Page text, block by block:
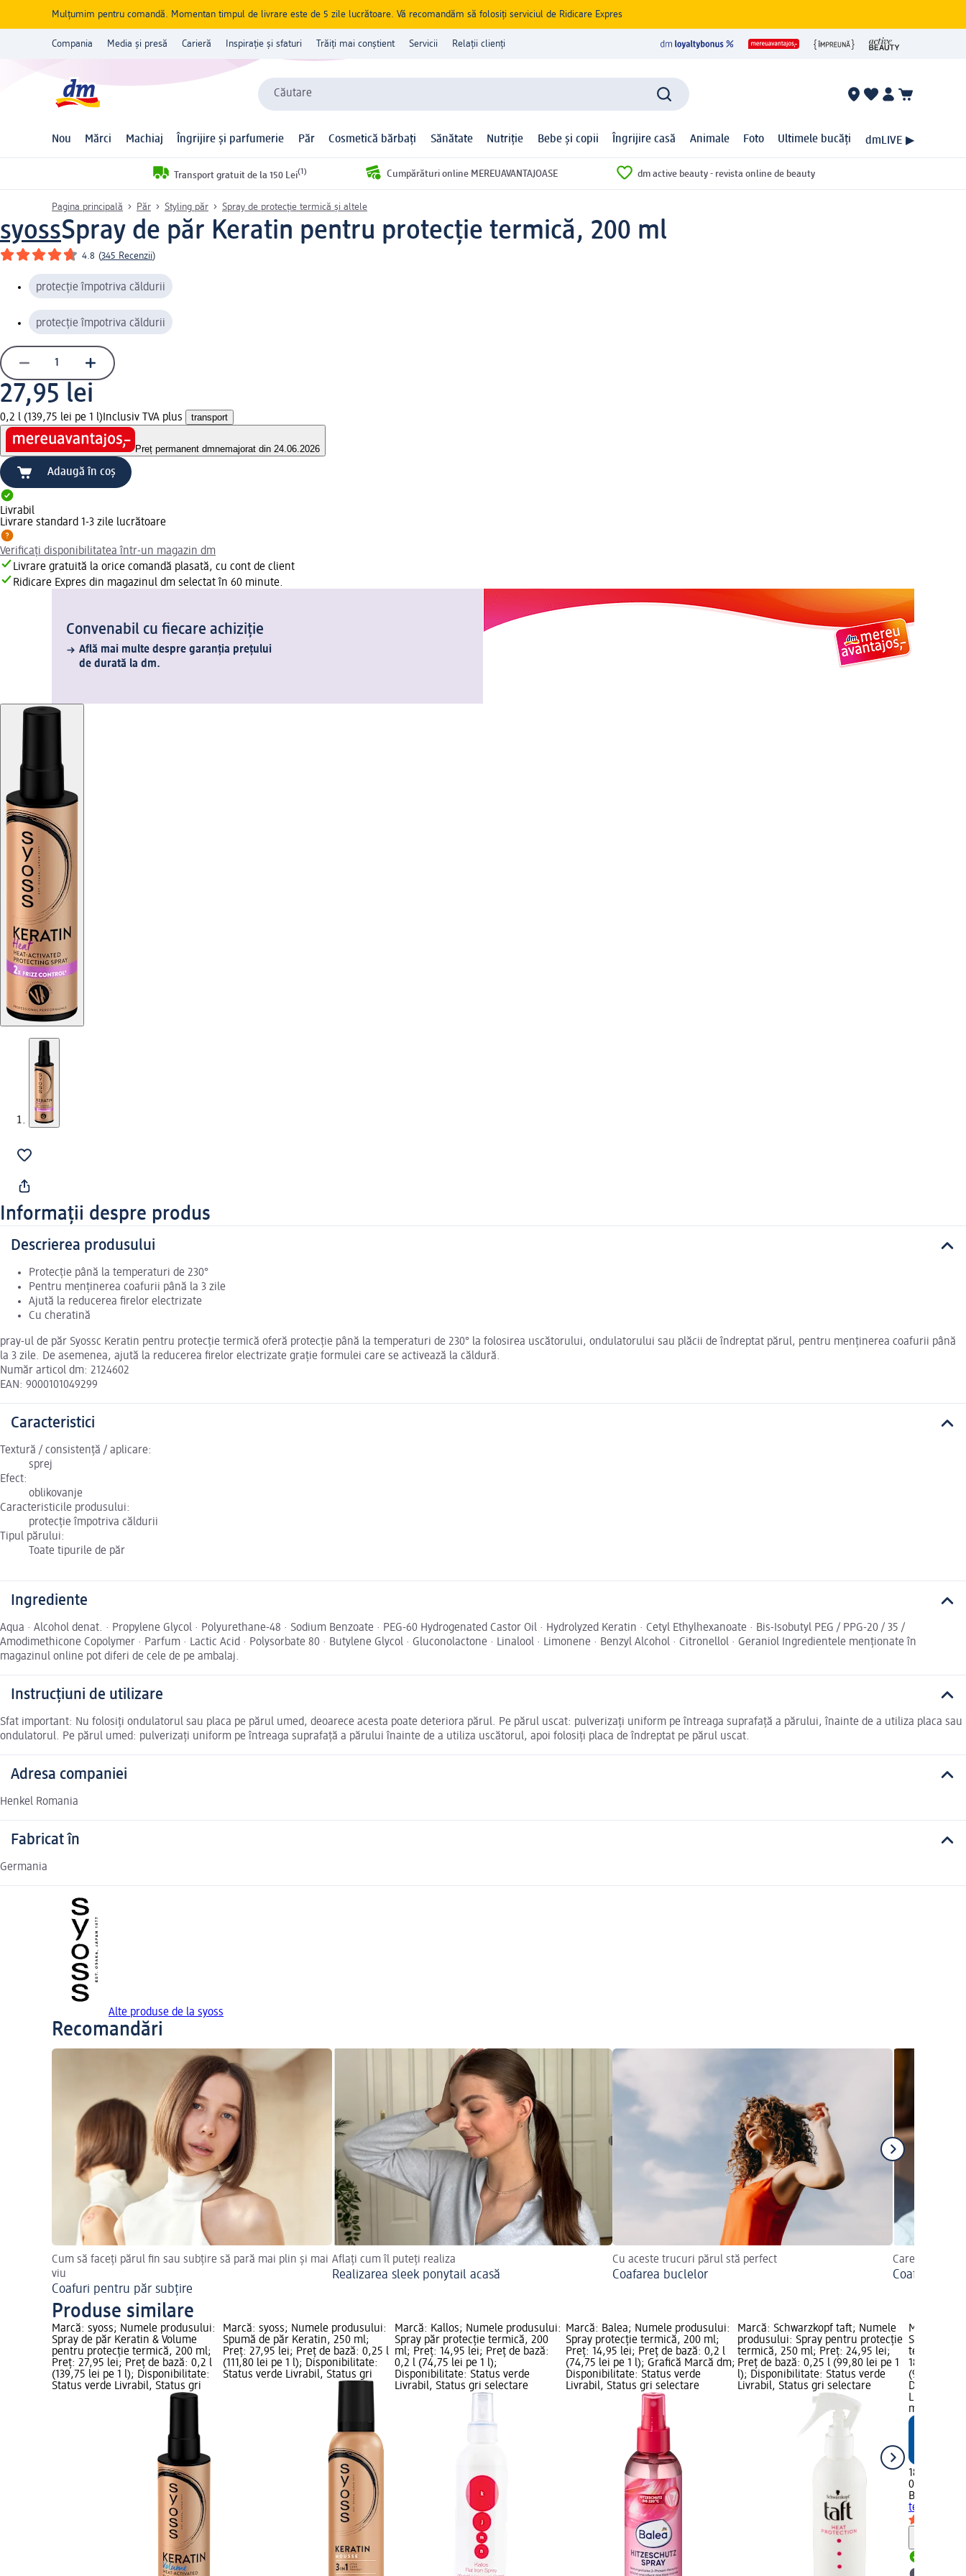
Mulțumim pentru comandă. Momentan timpul de livrare este de 5 zile lucrătoare. Vă recomandăm să folosiți serviciul de Ridicare Expres
Compania Media și presă Carieră Inspirație și sfaturi Trăiți mai conștient Servicii Relații clienți
Căutare
Nou Mărci Machiaj Îngrijire și parfumerie Păr Cosmetică bărbați Sănătate Nutriție Bebe și copii Îngrijire casă Animale Foto Ultimele bucăți dmLIVE ▶
Transport gratuit de la 150 Lei(1) Cumpărături online MEREUAVANTAJOASE dm active beauty - revista online de beauty
Pagina principală Păr Styling păr Spray de protecție termică și altele
syossSpray de păr Keratin pentru protecție termică, 200 ml
4.8 (345 Recenzii)
protecție împotriva căldurii
protecție împotriva căldurii
27,95 lei
0,2 l (139,75 lei pe 1 l) Inclusiv TVA plus transport
Preț permanent dmnemajorat din 24.06.2026
Adaugă în coș
Livrabil
Livrare standard 1-3 zile lucrătoare
Verificați disponibilitatea într-un magazin dm
Livrare gratuită la orice comandă plasată, cu cont de client
Ridicare Expres din magazinul dm selectat în 60 minute.
Convenabil cu fiecare achiziție
Află mai multe despre garanția prețului
de durată la dm.
Informații despre produs
Descrierea produsului
Protecție până la temperaturi de 230°
Pentru menținerea coafurii până la 3 zile
Ajută la reducerea firelor electrizate
Cu cheratină
pray-ul de păr Syossc Keratin pentru protecție termică oferă protecție până la temperaturi de 230° la folosirea uscătorului, ondulatorului sau plăcii de îndreptat părul, pentru menținerea coafurii până
la 3 zile. De asemenea, ajută la reducerea firelor electrizate grație formulei care se activează la căldură.
Număr articol dm: 2124602
EAN: 9000101049299
Caracteristici
Textură / consistență / aplicare:
sprej
Efect:
oblikovanje
Caracteristicile produsului:
protecție împotriva căldurii
Tipul părului:
Toate tipurile de păr
Ingrediente
Aqua · Alcohol denat. · Propylene Glycol · Polyurethane-48 · Sodium Benzoate · PEG-60 Hydrogenated Castor Oil · Hydrolyzed Keratin · Cetyl Ethylhexanoate · Bis-Isobutyl PEG / PPG-20 / 35 /
Amodimethicone Copolymer · Parfum · Lactic Acid · Polysorbate 80 · Butylene Glycol · Gluconolactone · Linalool · Limonene · Benzyl Alcohol · Citronellol · Geraniol Ingredientele menționate în
magazinul online pot diferi de cele de pe ambalaj.
Instrucțiuni de utilizare
Sfat important: Nu folosiți ondulatorul sau placa pe părul umed, deoarece acesta poate deteriora părul. Pe părul uscat: pulverizați uniform pe întreaga suprafață a părului, înainte de a utiliza placa sau
ondulatorul. Pe părul umed: pulverizați uniform pe întreaga suprafață a părului înainte de a utiliza uscătorul, apoi folosiți placa de îndreptat pe părul uscat.
Adresa companiei
Henkel Romania
Fabricat în
Germania
Alte produse de la syoss
Recomandări
Cum să faceți părul fin sau subțire să pară mai plin și mai
viu
Coafuri pentru păr subțire
Aflați cum îl puteți realiza
Realizarea sleek ponytail acasă
Cu aceste trucuri părul stă perfect
Coafarea buclelor
Care vi se
Coafuri cu
Produse similare
Marcă: syoss; Numele produsului:
Spray de păr Keratin & Volume
pentru protecție termică, 200 ml;
Preț: 27,95 lei; Preț de bază: 0,2 l
(139,75 lei pe 1 l); Disponibilitate:
Status verde Livrabil, Status gri
Marcă: syoss; Numele produsului:
Spumă de păr Keratin, 250 ml;
Preț: 27,95 lei; Preț de bază: 0,25 l
(111,80 lei pe 1 l); Disponibilitate:
Status verde Livrabil, Status gri
Marcă: Kallos; Numele produsului:
Spray păr protecție termică, 200
ml; Preț: 14,95 lei; Preț de bază:
0,2 l (74,75 lei pe 1 l);
Disponibilitate: Status verde
Livrabil, Status gri selectare
Marcă: Balea; Numele produsului:
Spray protecție termică, 200 ml;
Preț: 14,95 lei; Preț de bază: 0,2 l
(74,75 lei pe 1 l); Grafică Marcă dm;
Disponibilitate: Status verde
Livrabil, Status gri selectare
Marcă: Schwarzkopf taft; Numele
produsului: Spray pentru protecție
termică, 250 ml; Preț: 24,95 lei;
Preț de bază: 0,25 l (99,80 lei pe 1
l); Disponibilitate: Status verde
Livrabil, Status gri selectare
Marcă:
Spray de
termică
18,95 lei;
(94,75 lei
Livrabil,
magazin
18,95 lei
0,2 l (94,75
Balea
termică